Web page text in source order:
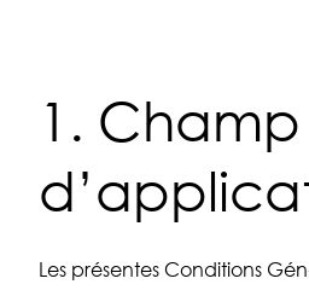
1. Champ
Les présentes Conditions